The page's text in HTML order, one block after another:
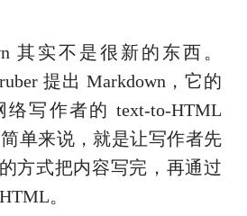
其实不是很新的东西。
提出 Markdown，它的
写作者的 text-to-HTML
简单来说，就是让写作者先
方式把内容写完，再通过
。